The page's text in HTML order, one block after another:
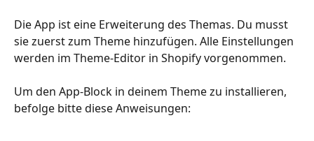
Die App ist eine Erweiterung des Themas. Du musst
sie zuerst zum Theme hinzufügen. Alle Einstellungen
werden im Theme-Editor in Shopify vorgenommen.
Um den App-Block in deinem Theme zu installieren,
befolge bitte diese Anweisungen: